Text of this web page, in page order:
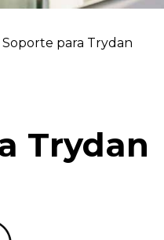
Soporte para Trydan
Trydan